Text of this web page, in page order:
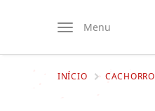
Menu
INÍCIO CACHORRO